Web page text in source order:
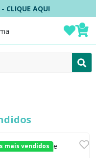
- CLIQUE AQUI
mais vendidos